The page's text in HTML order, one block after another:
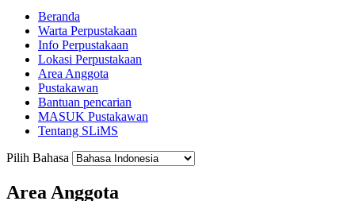
Beranda
Warta Perpustakaan
Info Perpustakaan
Lokasi Perpustakaan
Area Anggota
Pustakawan
Bantuan pencarian
MASUK Pustakawan
Tentang SLiMS
Pilih Bahasa
Area Anggota